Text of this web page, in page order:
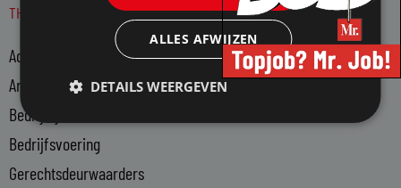
-
i
n
THEMA'S
Advocatuur
Arbeidsmarkt
Bedrijfsjuristen
Bedrijfsvoering
Gerechtsdeurwaarders
ALLES AFWIJZEN
DETAILS WEERGEVEN